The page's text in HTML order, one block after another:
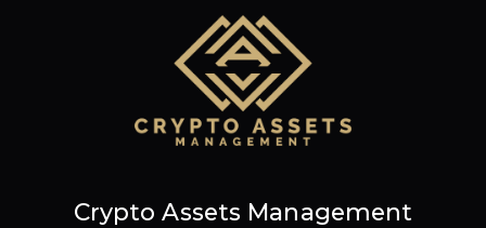
Crypto Assets Management